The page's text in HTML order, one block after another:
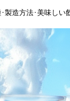
製造方法･美味しい